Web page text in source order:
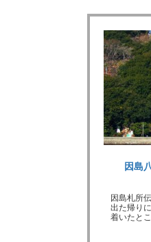
因島
因島札所
出た帰り
着いたと